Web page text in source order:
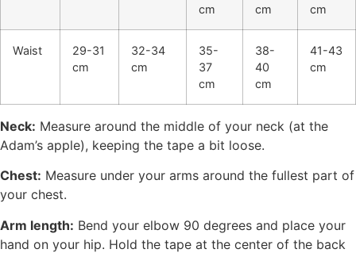
cm
cm
cm
Waist
29-31
cm
32-34
cm
35-
37
cm
38-
40
cm
41-43
cm
Neck: Measure around the middle of your neck (at the
Adam’s apple), keeping the tape a bit loose.
Chest: Measure under your arms around the fullest part of
your chest.
Arm length: Bend your elbow 90 degrees and place your
hand on your hip. Hold the tape at the center of the back